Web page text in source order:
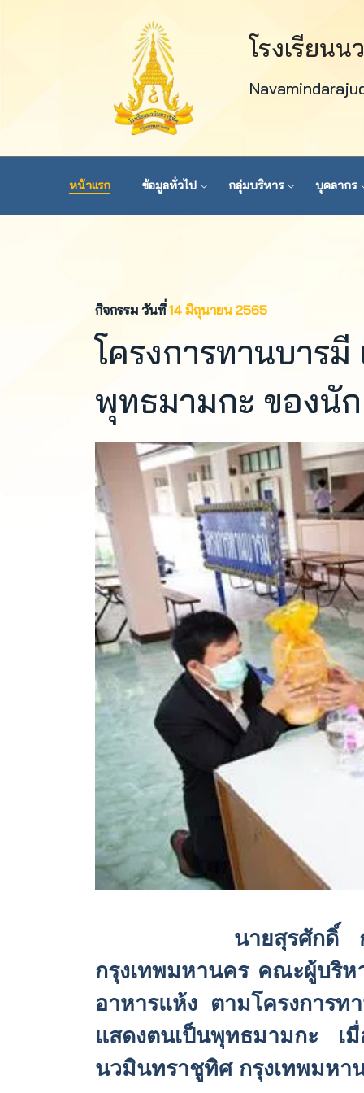
โรงเรียน
หน้าแรก ข้อมูลทั่วไป กลุ่มบริหาร บุคลากร
กิจกรรม วันที่14 มิถุนายน 2565
โครงการทานบาร
พุทธมามกะ ของนั
นายสุรศักดิ์
กรุงเทพมหานคร คณะผู้บริห
อาหารแห้ง ตามโครงการ
แสดงตนเป็นพุทธมามกะ
นวมินทราชูทิศ กรุงเทพมหา